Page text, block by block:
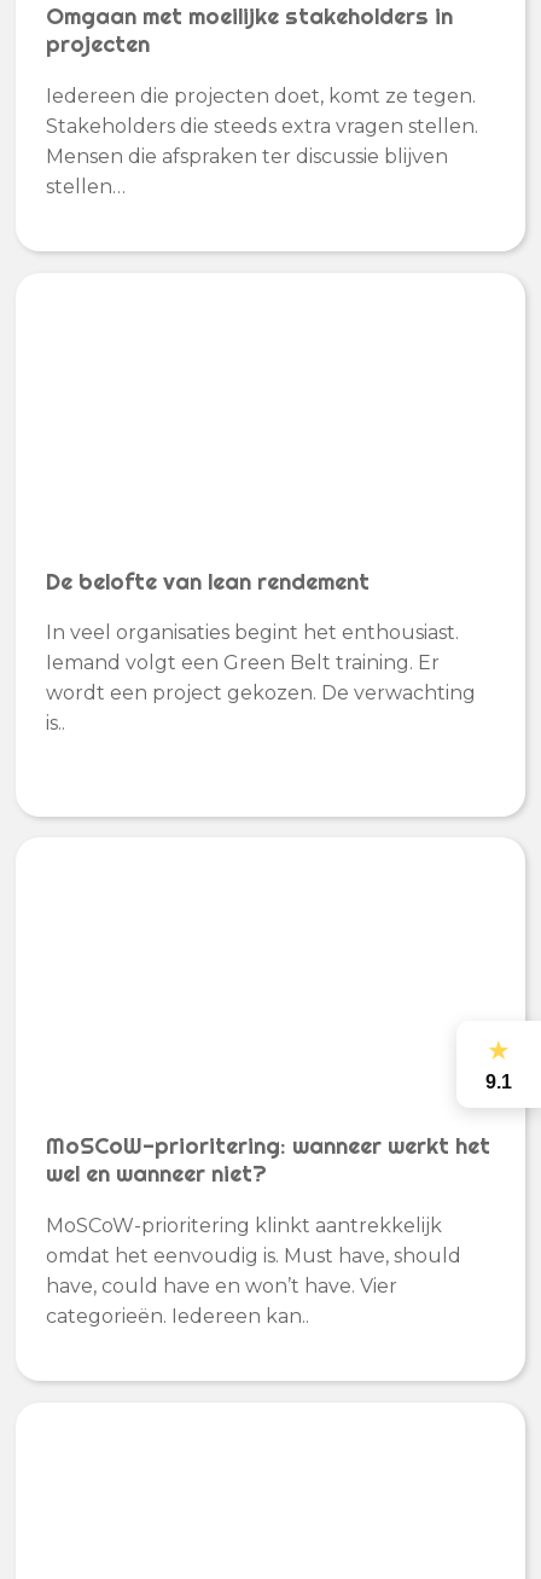
Omgaan met moeilijke stakeholders in
projecten
Iedereen die projecten doet, komt ze tegen.
Stakeholders die steeds extra vragen stellen.
Mensen die afspraken ter discussie blijven
stellen…
De belofte van lean rendement
In veel organisaties begint het enthousiast.
Iemand volgt een Green Belt training. Er
wordt een project gekozen. De verwachting
is..
MoSCoW-prioritering: wanneer werkt het
wel en wanneer niet?
MoSCoW-prioritering klinkt aantrekkelijk
omdat het eenvoudig is. Must have, should
have, could have en won’t have. Vier
categorieën. Iedereen kan..
★
9.1